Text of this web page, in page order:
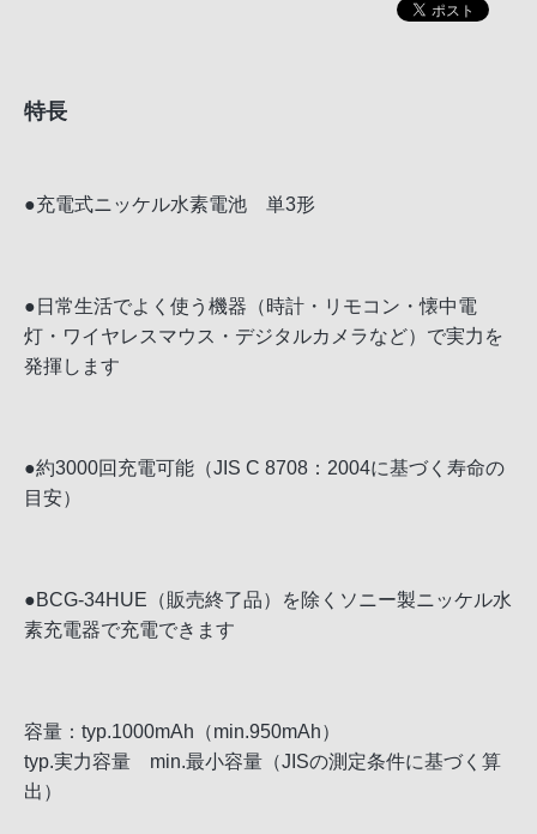
特長
●充電式ニッケル水素電池 単3形
●日常生活でよく使う機器（時計・リモコン・懐中電
灯・ワイヤレスマウス・デジタルカメラなど）で実力を
発揮します
●約3000回充電可能（JIS C 8708：2004に基づく寿命の
目安）
●BCG-34HUE（販売終了品）を除くソニー製ニッケル水
素充電器で充電できます
容量：typ.1000mAh（min.950mAh）
typ.実力容量 min.最小容量（JISの測定条件に基づく算
出）